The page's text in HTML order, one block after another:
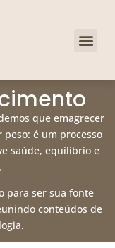
que emagrecer
é um processo
saúde, equilíbrio e
para ser sua fonte
conteúdos de